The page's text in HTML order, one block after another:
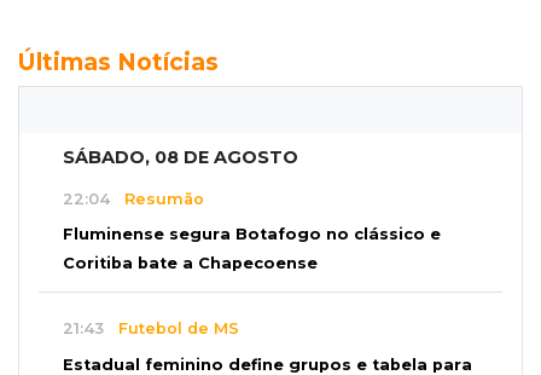
Últimas Notícias
SÁBADO, 08 DE AGOSTO
22:04 Resumão
Fluminense segura Botafogo no clássico e
Coritiba bate a Chapecoense
21:43 Futebol de MS
Estadual feminino define grupos e tabela para